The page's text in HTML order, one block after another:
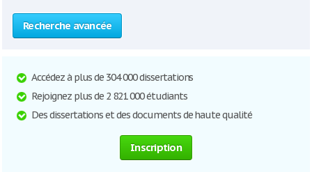
Recherche avancée
Accédez à plus de 304 000 dissertations
Rejoignez plus de 2 821 000 étudiants
Des dissertations et des documents de haute qualité
Inscription